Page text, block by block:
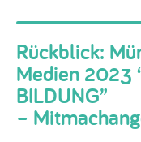
Rückblick:
Medien 2023
BILDUNG”
–